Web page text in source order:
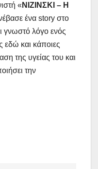
« ΝΙΖΙΝΣΚΙ – Η
ένα story στο
γνωστό λόγο ενός
εδώ και κάποιες
της υγείας του και
την